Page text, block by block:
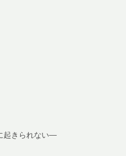
起きられない—